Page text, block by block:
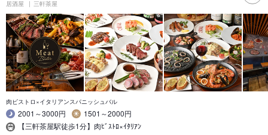
居酒屋 三軒茶屋
肉ビストロ×イタリアンスパニッシュバル
2001～3000円
1501～2000円
【三軒茶屋駅徒歩1分】肉ﾋﾞｽﾄﾛ×ｲﾀﾘｱﾝ